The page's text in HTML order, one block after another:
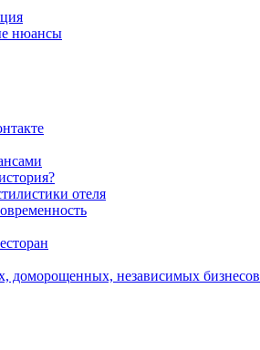
нюансы
отеля
доморощенных, независимых бизнесов